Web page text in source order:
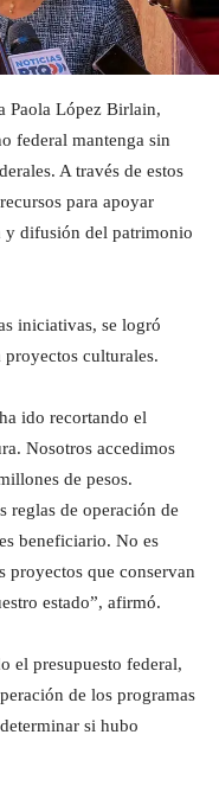
Paola López Birlain,
federal mantenga sin
A través de estos
para apoyar
y difusión del patrimonio
iniciativas, se logró
proyectos culturales.
ido recortando el
Nosotros accedimos
de pesos.
reglas de operación de
beneficiario. No es
proyectos que conservan
estado”, afirmó.
el presupuesto federal,
de los programas
si hubo